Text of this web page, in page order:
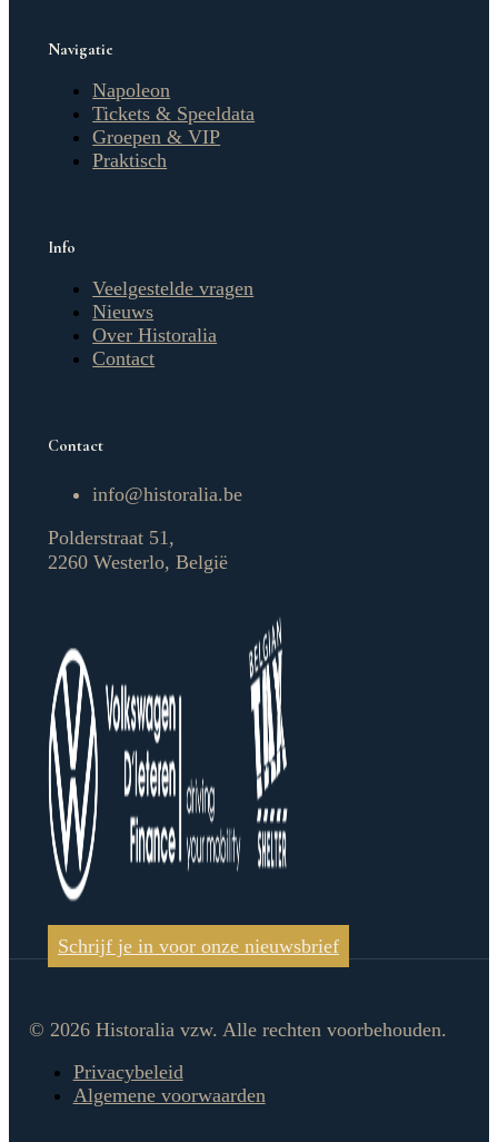
Navigatie
Napoleon
Tickets & Speeldata
Groepen & VIP
Praktisch
Info
Veelgestelde vragen
Nieuws
Over Historalia
Contact
Contact
info@historalia.be
Polderstraat 51,
2260 Westerlo, België
Schrijf je in voor onze nieuwsbrief
© 2026 Historalia vzw. Alle rechten voorbehouden.
Privacybeleid
Algemene voorwaarden